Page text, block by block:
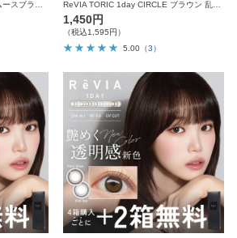
1,450円
（税込1,595円）
5.00 （3）